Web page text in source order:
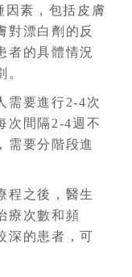
因素，包括皮膚
對漂白劑的反
者的具體情況
。
需要進行2-4次
次間隔2-4週不
需要分階段進
程之後，醫生
療次數和頻
深的患者，可